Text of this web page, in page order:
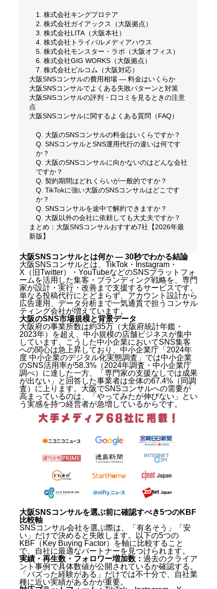
1. 株式会社キングプロテア
2. 株式会社ガイアックス（大阪拠点）
3. 株式会社LITA（大阪本社）
4. 株式会社トライバルメディアハウス
5. 株式会社モンスター・ラボ（大阪オフィス）
6. 株式会社GIG WORKS（大阪拠点）
7. 株式会社ビルコム（大阪対応）
大阪SNSコンサルの費用相場 — 料金はいくらか
大阪SNSコンサルでよくある失敗パターンと対策
大阪SNSコンサルの評判・口コミを見るときの注意
点
大阪SNSコンサルに関するよくある質問（FAQ）
Q. 大阪のSNSコンサルの料金はいくらですか？
Q. SNSコンサルとSNS運用代行の違いは何です
か？
Q. 大阪のSNSコンサルに向かないのはどんな会社
ですか？
Q. 契約期間はどれくらいが一般的ですか？
Q. TikTokに強い大阪のSNSコンサルはどこです
か？
Q. SNSコンサルを途中で解約できますか？
Q. 大阪以外の会社に依頼しても大丈夫ですか？
まとめ：大阪SNSコンサルおすすめ7社【2026年最
新版】
大阪SNSコンサルとは何か — 30秒でわかる結論
大阪SNSコンサルとは、TikTok・Instagram・
X（旧Twitter）・YouTubeなどのSNSプラットフォ
ームを活用した集客・ブランディング戦略を、専門
家が設計・実行・改善まで支援するサービスです。
単なる投稿代行にとどまらず、アカウント設計から
広告運用、データ分析まで一気通貫で担うコンサル
ティング会社が増えています。
大阪のSNS市場規模と背景データ
大阪府の事業所数は約35万（大阪府統計年鑑・
2023年）を超え、中小規模の店舗ビジネスが集中
しています。こうした中小企業においてSNS集客
への関心は急上昇しており、中小企業庁「2024年
度 中小企業のデジタル化実態調査」では中小企業
のSNS活用率が58.3%（2024年調査・中小企業庁
調べ）に達した一方、「専門家の支援なしでは成果
が出ない」と回答した事業者は全体の67.4%（同調
査）に上ります。大阪でSNSコンサルへの需要が
高まっているのは、「やってみたが伸びない」とい
う実感を持つ経営者が急増しているからです。
大阪SNSコンサルを選ぶ前に確認すべき5つのKBF
比較軸
SNSコンサル会社を選ぶ際は、「有名そう」「安
い」だけで決めると失敗します。以下の5つの
KBF（Key Buying Factor）を軸に比較すること
で、自社に最適なパートナーを見つけられます。
実績・再生数・フォロワー増加数： 過去のクライア
ント事例で具体数値が公開されているか確認する。
「バズった経験がある」だけでは不十分で、自社業
種に近い実績があるかが重要。